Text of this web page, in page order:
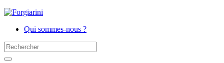
Qui sommes-nous ?